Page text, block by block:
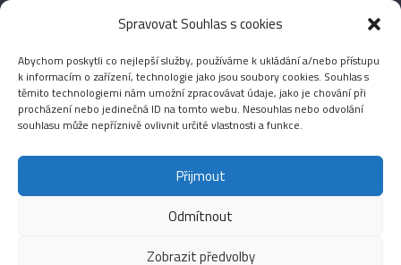
Spravovat Souhlas s cookies
Abychom poskytli co nejlepší služby, používáme k ukládání a/nebo přístupu
k informacím o zařízení, technologie jako jsou soubory cookies. Souhlas s
těmito technologiemi nám umožní zpracovávat údaje, jako je chování při
procházení nebo jedinečná ID na tomto webu. Nesouhlas nebo odvolání
souhlasu může nepříznivě ovlivnit určité vlastnosti a funkce.
Přijmout
Odmítnout
Zobrazit předvolby
Zdroj kanálů
Kanál komentářů
Česká lokalizace
Fotografie Audio
Copyright © 2026Média IKSŽ. All rights reserved.